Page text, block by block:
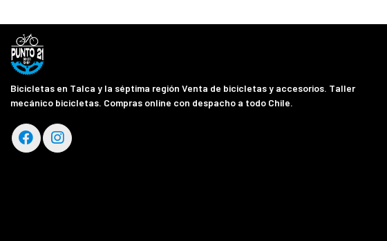
Bicicletas en Talca y la séptima región Venta de bicicletas y accesorios. Taller
mecánico bicicletas. Compras online con despacho a todo Chile.